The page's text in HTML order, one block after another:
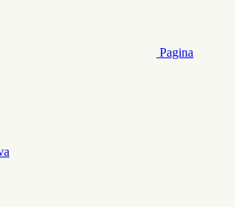
Pagina